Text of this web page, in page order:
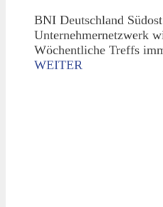
BNI Deutschland
Unternehmernetzwerk
Wöchentliche Treffs
WEITER